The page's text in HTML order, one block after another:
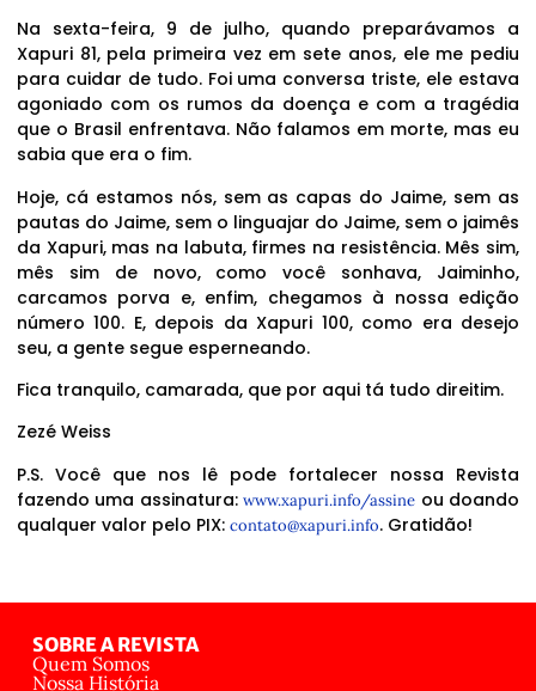
Na sexta-feira, 9 de julho, quando preparávamos a
Xapuri 81, pela primeira vez em sete anos, ele me pediu
para cuidar de tudo. Foi uma conversa triste, ele estava
agoniado com os rumos da doença e com a tragédia
que o Brasil enfrentava. Não falamos em morte, mas eu
sabia que era o fim.
Hoje, cá estamos nós, sem as capas do Jaime, sem as
pautas do Jaime, sem o linguajar do Jaime, sem o jaimês
da Xapuri, mas na labuta, firmes na resistência. Mês sim,
mês sim de novo, como você sonhava, Jaiminho,
carcamos porva e, enfim, chegamos à nossa edição
número 100. E, depois da Xapuri 100, como era desejo
seu, a gente segue esperneando.
Fica tranquilo, camarada, que por aqui tá tudo direitim.
Zezé Weiss
P.S. Você que nos lê pode fortalecer nossa Revista
fazendo uma assinatura:www.xapuri.info/assine ou doando
qualquer valor pelo PIX: contato@xapuri.info. Gratidão!
SOBRE A REVISTA
Quem Somos
Nossa História